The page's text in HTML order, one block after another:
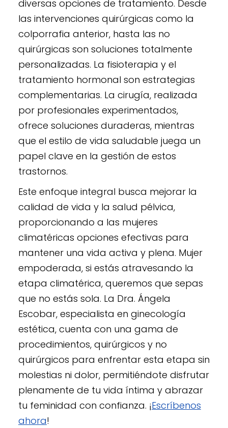
diversas opciones de tratamiento. Desde
las intervenciones quirúrgicas como la
colporrafia anterior, hasta las no
quirúrgicas son soluciones totalmente
personalizadas. La fisioterapia y el
tratamiento hormonal son estrategias
complementarias. La cirugía, realizada
por profesionales experimentados,
ofrece soluciones duraderas, mientras
que el estilo de vida saludable juega un
papel clave en la gestión de estos
trastornos.
Este enfoque integral busca mejorar la
calidad de vida y la salud pélvica,
proporcionando a las mujeres
climatéricas opciones efectivas para
mantener una vida activa y plena. Mujer
empoderada, si estás atravesando la
etapa climatérica, queremos que sepas
que no estás sola. La Dra. Ángela
Escobar, especialista en ginecología
estética, cuenta con una gama de
procedimientos, quirúrgicos y no
quirúrgicos para enfrentar esta etapa sin
molestias ni dolor, permitiéndote disfrutar
plenamente de tu vida íntima y abrazar
tu feminidad con confianza. ¡Escríbenos
ahora!